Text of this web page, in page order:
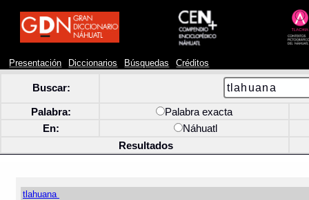
Presentación Diccionarios Búsquedas Créditos
Buscar:
Palabra: Palabra exacta
En:
Náhuatl
Resultados
tlahuana